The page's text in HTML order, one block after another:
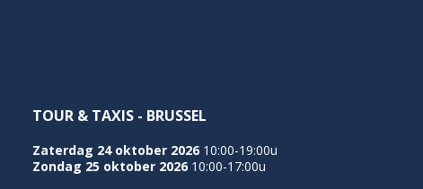
TOUR & TAXIS - BRUSSEL
Zaterdag 24 oktober 2026 10:00-19:00u
Zondag 25 oktober 2026 10:00-17:00u